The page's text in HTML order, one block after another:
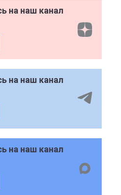
на наш канал
на наш канал
на наш канал